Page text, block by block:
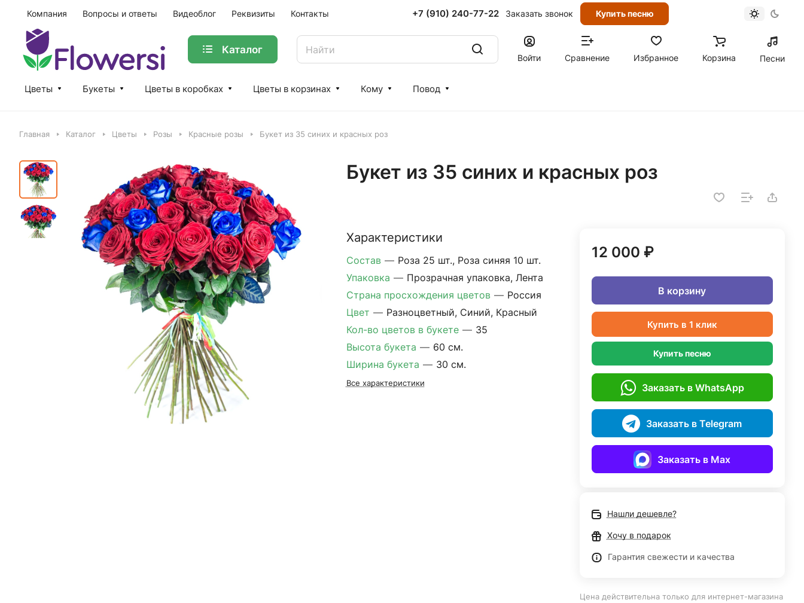
Компания Вопросы и ответы Видеоблог Реквизиты Контакты +7 (910) 240-77-22 Заказать звонок Купить песню
Каталог
Войти Сравнение Избранное Корзина Песни
Цветы Букеты Цветы в коробках Цветы в корзинах Кому Повод
Главная Каталог Цветы Розы Красные розы Букет из 35 синих и красных роз
Букет из 35 синих и красных роз
Характеристики
Состав — Роза 25 шт., Роза синяя 10 шт.
Упаковка — Прозрачная упаковка, Лента
Страна просхождения цветов — Россия
Цвет — Разноцветный, Синий, Красный
Кол-во цветов в букете — 35
Высота букета — 60 см.
Ширина букета — 30 см.
Все характеристики
12 000 ₽
В корзину
Купить в 1 клик
Купить песню
Заказать в WhatsApp
Заказать в Telegram
Заказать в Max
Нашли дешевле?
Хочу в подарок
Гарантия свежести и качества
Цена действительна только для интернет-магазина